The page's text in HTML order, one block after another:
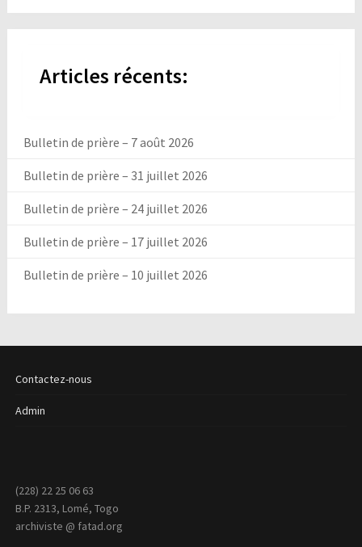
Articles récents:
Bulletin de prière – 7 août 2026
Bulletin de prière – 31 juillet 2026
Bulletin de prière – 24 juillet 2026
Bulletin de prière – 17 juillet 2026
Bulletin de prière – 10 juillet 2026
Contactez-nous
Admin
(228) 22 25 06 63
B.P. 2313, Lomé, Togo
archiviste @ fatad.org